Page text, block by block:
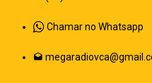
Chamar no Whatsapp